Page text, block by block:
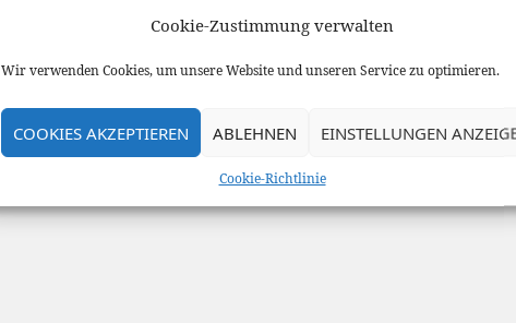
Cookie-Zustimmung verwalten
Wir verwenden Cookies, um unsere Website und unseren Service zu optimieren.
COOKIES AKZEPTIEREN ABLEHNEN EINSTELLUNGEN
Cookie-Richtlinie